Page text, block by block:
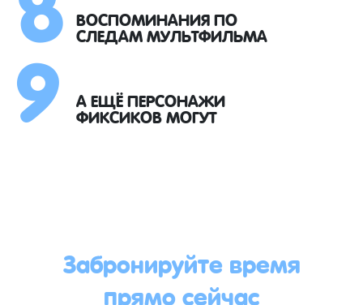
ВОСПОМИНАНИЯ ПО
СЛЕДАМ МУЛЬТФИЛЬМА
А ЕЩЁ ПЕРСОНАЖИ
ФИКСИКОВ МОГУТ
Забронируйте время
прямо сейчас